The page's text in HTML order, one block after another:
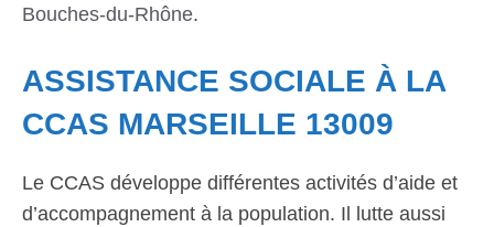
Bouches-du-Rhône.
ASSISTANCE SOCIALE À LA
CCAS MARSEILLE 13009
Le CCAS développe différentes activités d’aide et
d’accompagnement à la population. Il lutte aussi